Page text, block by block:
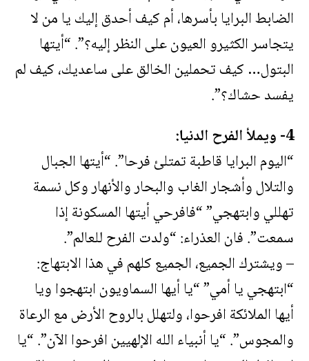
الضابط البرايا بأسرها، أم كيف أحدق إليك يا من لا
يتجاسر الكثيرو العيون على النظر إليه؟”. “أيتها
البتول… كيف تحملين الخالق على ساعديك، كيف لم
يفسد حشاك؟”.
4- ويملأ الفرح الدنيا:
“اليوم البرايا قاطبة تمتلئ فرحا”. “أيتها الجبال
والتلال وأشجار الغاب والبحار والأنهار وكل نسمة
تهللي وابتهجي” “فافرحي أيتها المسكونة إذا
سمعت”. فان العذراء: “ولدت الفرح للعالم”.
– ويشترك الجميع، الجميع كلهم في هذا الابتهاج:
“ابتهجي يا أمي” “يا أيها السماويون ابتهجوا ويا
أيها الملائكة افرحوا، ولتهلل بالروح الأرض مع الرعاة
والمجوس”. “يا أنبياء الله الإلهيين افرحوا الآن”. “يا